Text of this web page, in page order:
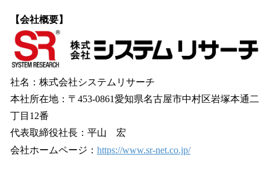
【会社概要】
社名：株式会社システムリサーチ
本社所在地：〒453-0861愛知県名古屋市中村区岩塚本通二
丁目12番
代表取締役社長：平山 宏
会社ホームページ： https://www.sr-net.co.jp/